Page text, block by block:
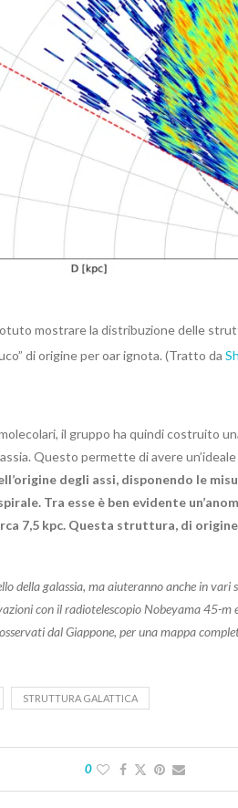
mostrare la distribuzione delle
di origine per oar ignota. (Tratto da
il gruppo ha quindi costruito
Questo permette di avere
degli assi, disponendo le
Tra esse è ben evidente
7,5 kpc. Questa struttura, di
della galassia, ma aiuteranno anche in vari
con il radiotelescopio Nobeyama 45-m
osservati dal Giappone, per una mappa
STRUTTURA GALATTICA
0